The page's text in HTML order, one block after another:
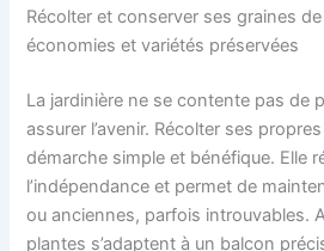
Récolter et conserver ses graines
économies et variétés préservées
La jardinière ne se contente pas de
assurer l’avenir. Récolter ses
démarche simple et bénéfique. Elle
l’indépendance et permet de
ou anciennes, parfois introuvables.
plantes s’adaptent à un balcon